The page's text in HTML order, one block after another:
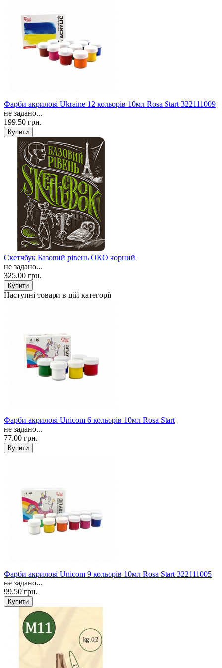
Фарби акрилові Ukraine 12 кольорів 10мл Rosa Start 322111009
не задано...
199.50 грн.
Скетчбук Базовий рівень ОКО чорний
не задано...
325.00 грн.
Наступні товари в цій категорії
Фарби акрилові Unicom 6 кольорів 10мл Rosa Start
не задано...
77.00 грн.
Фарби акрилові Unicom 9 кольорів 10мл Rosa Start 322111005
не задано...
99.50 грн.